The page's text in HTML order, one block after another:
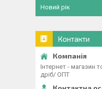
Новий рік
Контакти
Інтернет - магазин
дріб/ ОПТ